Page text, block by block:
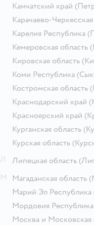
Камчатский край
Карачаево-
Карелия Республика
Кемеровская область
Кировская область
Коми Республика
Костромская область
Краснодарский край
Красноярский край
Курганская область
Курская область
Липецкая область
Магаданская область
Марий Эл Республика
Мордовия Республика
Москва и Московская